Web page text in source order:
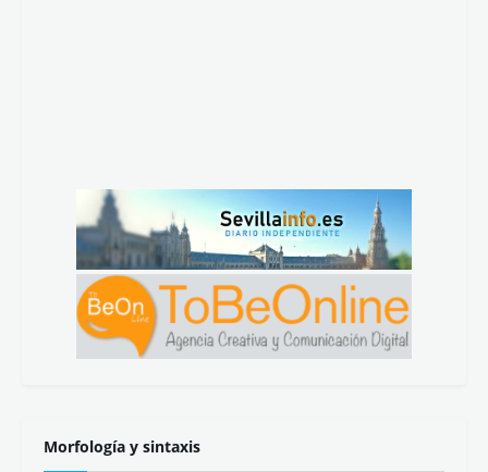
Morfología y sintaxis